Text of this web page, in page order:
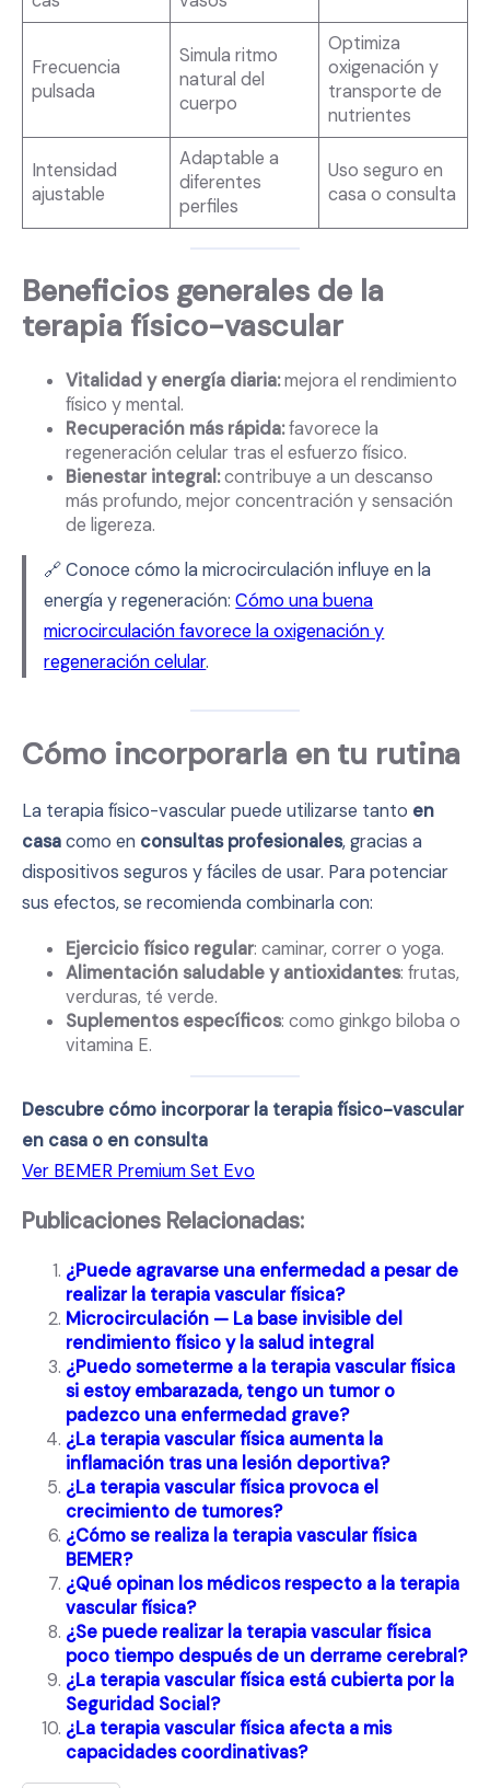
Frecuencia
pulsada
Simula ritmo
natural del
cuerpo
Optimiza
oxigenación y
transporte de
nutrientes
Intensidad
ajustable
Adaptable a
diferentes
perfiles
Uso seguro en
casa o consulta
Beneficios generales de la
terapia físico-vascular
Vitalidad y energía diaria:mejora el rendimiento
físico y mental.
Recuperación más rápida:favorece la
regeneración celular tras el esfuerzo físico.
Bienestar integral:contribuye a un descanso
más profundo, mejor concentración y sensación
de ligereza.
🔗 Conoce cómo la microcirculación influye en la
energía y regeneración:Cómo una buena
microcirculación favorece la oxigenación y
regeneración celular.
Cómo incorporarla en tu rutina
La terapia físico-vascular puede utilizarse tanto en
casacomo en consultas profesionales, gracias a
dispositivos seguros y fáciles de usar. Para potenciar
sus efectos, se recomienda combinarla con:
Ejercicio físico regular: caminar, correr o yoga.
Alimentación saludable y antioxidantes: frutas,
verduras, té verde.
Suplementos específicos: como ginkgo biloba o
vitamina E.
Descubre cómo incorporar la terapia físico-vascular
en casa o en consulta
Ver BEMER Premium Set Evo
Publicaciones Relacionadas:
¿Puede agravarse una enfermedad a pesar de
realizar la terapia vascular física?
Microcirculación — La base invisible del
rendimiento físico y la salud integral
¿Puedo someterme a la terapia vascular física
si estoy embarazada, tengo un tumor o
padezco una enfermedad grave?
¿La terapia vascular física aumenta la
inflamación tras una lesión deportiva?
¿La terapia vascular física provoca el
crecimiento de tumores?
¿Cómo se realiza la terapia vascular física
BEMER?
¿Qué opinan los médicos respecto a la terapia
vascular física?
¿Se puede realizar la terapia vascular física
poco tiempo después de un derrame cerebral?
¿La terapia vascular física está cubierta por la
Seguridad Social?
¿La terapia vascular física afecta a mis
capacidades coordinativas?